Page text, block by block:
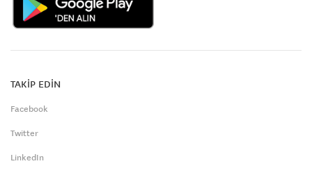
TAKİP EDİN
Facebook
Twitter
LinkedIn